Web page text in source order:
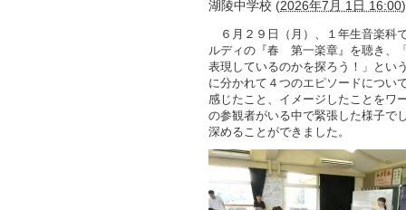
湖陵中学校 (2026年7月 1日 16:00)
６月２９日（月）、１年生音楽科
ルディの『春 第一楽章』を聴き、
表現しているのかを探ろう！」とい
に分かれて４つのエピソードについ
感じたこと、イメージしたことをワ
の参観者がいる中で緊張した様子で
深めることができました。